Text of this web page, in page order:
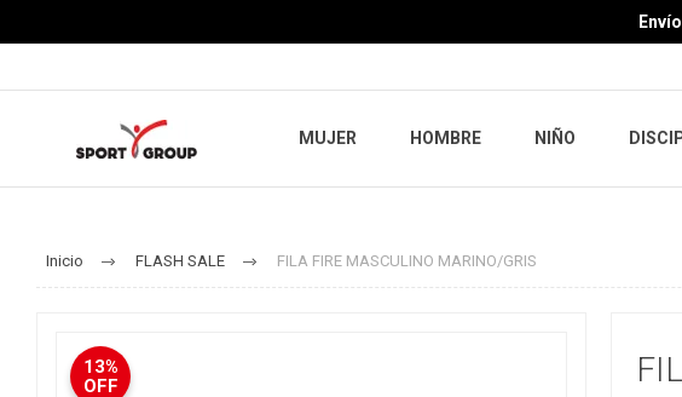
MUJER HOMBRE NIÑO
Inicio FLASH SALE FILA FIRE MASCULINO MARINO/GRIS
13%
OFF